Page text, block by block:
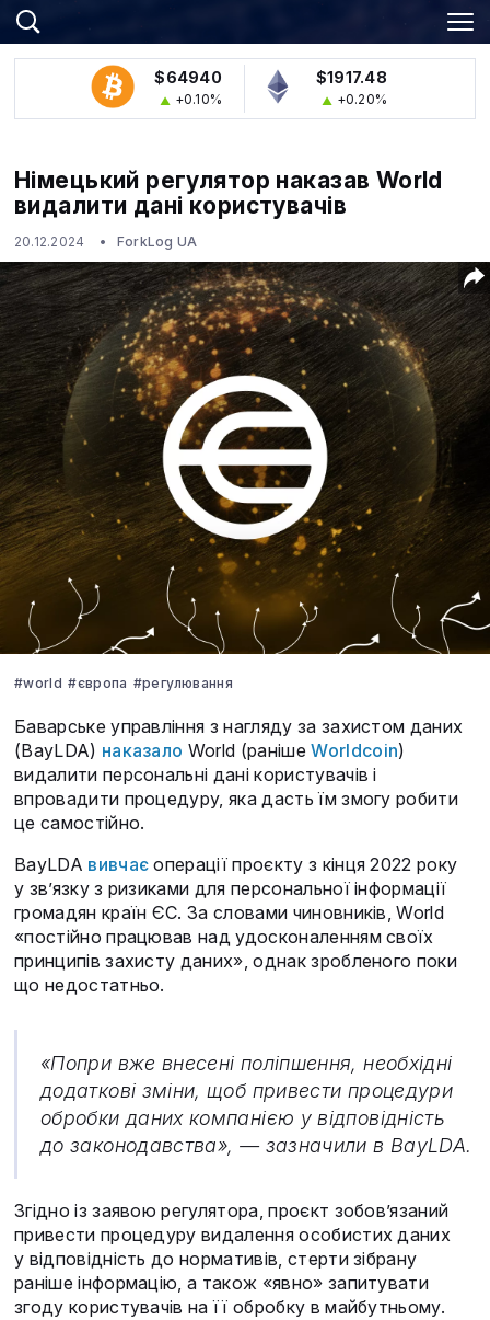
$64940
+0.10%
$1917.48
+0.20%
Німецький регулятор наказав World
видалити дані користувачів
20.12.2024 ForkLog UA
#world #європа #регулювання
Баварське управління з нагляду за захистом даних
(BayLDA) наказало World (ранішеWorldcoin)
видалити персональні дані користувачів і
впровадити процедуру, яка дасть їм змогу робити
це самостійно.
BayLDA вивчає операції проєкту з кінця 2022 року
у зв’язку з ризиками для персональної інформації
громадян країн ЄС. За словами чиновників, World
«постійно працював над удосконаленням своїх
принципів захисту даних», однак зробленого поки
що недостатньо.
«Попри вже внесені поліпшення, необхідні
додаткові зміни, щоб привести процедури
обробки даних компанією у відповідність
до законодавства», — зазначили в BayLDA.
Згідно із заявою регулятора, проєкт зобов’язаний
привести процедуру видалення особистих даних
у відповідність до нормативів, стерти зібрану
раніше інформацію, а також «явно» запитувати
згоду користувачів на її обробку в майбутньому.